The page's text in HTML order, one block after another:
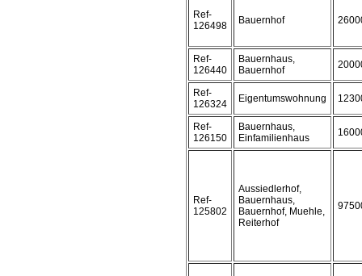
Ref-
126498
Bauernhof
Ref-
126440
Bauernhaus,
Bauernhof
Ref-
126324
Eigentumswohnung
Ref-
126150
Bauernhaus,
Einfamilienhaus
Ref-
125802
Aussiedlerhof,
Bauernhaus,
Bauernhof, Muehle,
Reiterhof